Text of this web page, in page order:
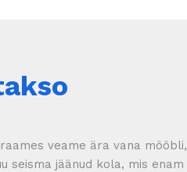
veame ära vana mööbli,
seisma jäänud kola, mis enam